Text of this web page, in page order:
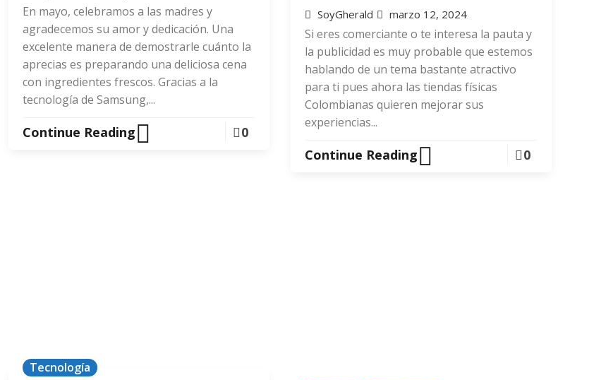
En mayo, celebramos a las madres y
agradecemos su amor y dedicación. Una
excelente manera de demostrarle cuánto la
aprecias es preparando una deliciosa cena
con ingredientes frescos. Gracias a la
tecnología de Samsung,...
Continue Reading 0
SoyGherald marzo 12, 2024
Si eres comerciante o te interesa la pauta y
la publicidad es muy probable que estemos
hablando de un tema bastante atractivo
para ti pues ahora las tiendas físicas
Colombianas quieren mejorar sus
experiencias...
Continue Reading 0
Tecnología